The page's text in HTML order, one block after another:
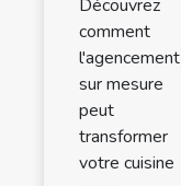
Découvrez
comment
l'agencement
sur mesure
peut
transformer
votre cuisine